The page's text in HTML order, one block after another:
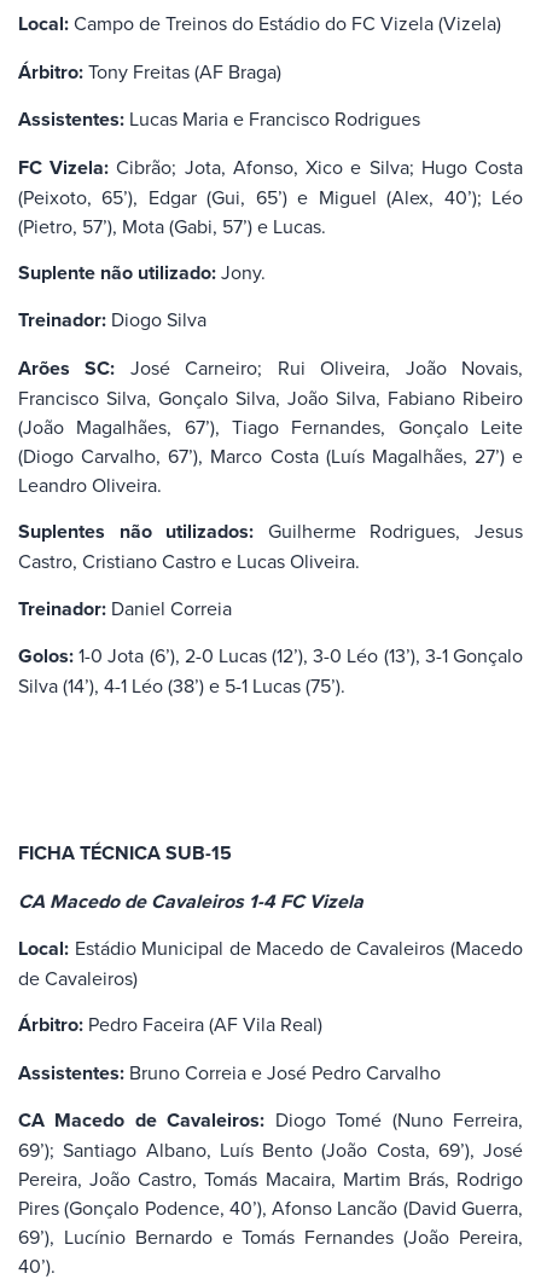
Local:Campo de Treinos do Estádio do FC Vizela (Vizela)
Árbitro:Tony Freitas (AF Braga)
Assistentes: Lucas Maria e Francisco Rodrigues
FC Vizela: Cibrão; Jota, Afonso, Xico e Silva; Hugo Costa
(Peixoto, 65’), Edgar (Gui, 65’) e Miguel (Alex, 40’); Léo
(Pietro, 57’), Mota (Gabi, 57’) e Lucas.
Suplente não utilizado:Jony.
Treinador: Diogo Silva
Arões SC: José Carneiro; Rui Oliveira, João Novais,
Francisco Silva, Gonçalo Silva, João Silva, Fabiano Ribeiro
(João Magalhães, 67’), Tiago Fernandes, Gonçalo Leite
(Diogo Carvalho, 67’), Marco Costa (Luís Magalhães, 27’) e
Leandro Oliveira.
Suplentes não utilizados: Guilherme Rodrigues, Jesus
Castro, Cristiano Castro e Lucas Oliveira.
Treinador: Daniel Correia
Golos:1-0 Jota (6’), 2-0 Lucas (12’), 3-0 Léo (13’), 3-1 Gonçalo
Silva (14’), 4-1 Léo (38’) e 5-1 Lucas (75’).
FICHA TÉCNICA SUB-15
CA Macedo de Cavaleiros 1-4 FC Vizela
Local: Estádio Municipal de Macedo de Cavaleiros (Macedo
de Cavaleiros)
Árbitro: Pedro Faceira (AF Vila Real)
Assistentes: Bruno Correia e José Pedro Carvalho
CA Macedo de Cavaleiros: Diogo Tomé (Nuno Ferreira,
69’); Santiago Albano, Luís Bento (João Costa, 69’), José
Pereira, João Castro, Tomás Macaira, Martim Brás, Rodrigo
Pires (Gonçalo Podence, 40’), Afonso Lancão (David Guerra,
69’), Lucínio Bernardo e Tomás Fernandes (João Pereira,
40’).